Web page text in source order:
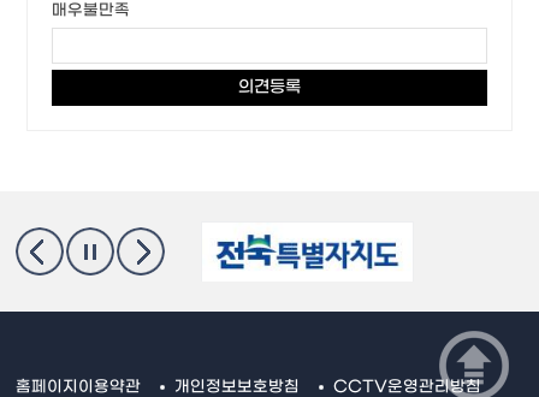
매우불만족
홈페이지이용약관 개인정보보호방침 CCTV운영관리방침